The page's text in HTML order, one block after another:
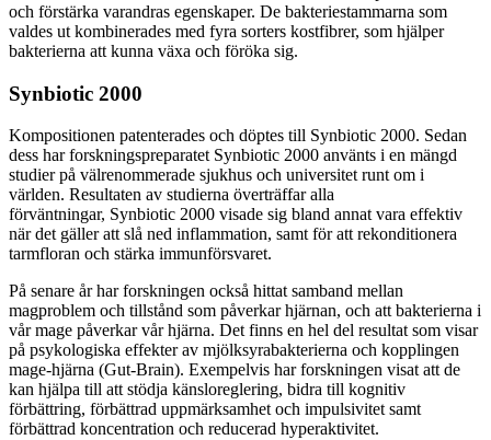
och förstärka varandras egenskaper. De bakteriestammarna som
valdes ut kombinerades med fyra sorters kostfibrer, som hjälper
bakterierna att kunna växa och föröka sig.
Synbiotic 2000
Kompositionen patenterades och döptes till Synbiotic 2000. Sedan
dess har forskningspreparatet Synbiotic 2000 använts i en mängd
studier på välrenommerade sjukhus och universitet runt om i
världen. Resultaten av studierna överträffar alla
förväntningar, Synbiotic 2000 visade sig bland annat vara effektiv
när det gäller att slå ned inflammation, samt för att rekonditionera
tarmfloran och stärka immunförsvaret.
På senare år har forskningen också hittat samband mellan
magproblem och tillstånd som påverkar hjärnan, och att bakterierna i
vår mage påverkar vår hjärna. Det finns en hel del resultat som visar
på psykologiska effekter av mjölksyrabakterierna och kopplingen
mage-hjärna (Gut-Brain). Exempelvis har forskningen visat att de
kan hjälpa till att stödja känsloreglering, bidra till kognitiv
förbättring, förbättrad uppmärksamhet och impulsivitet samt
förbättrad koncentration och reducerad hyperaktivitet.